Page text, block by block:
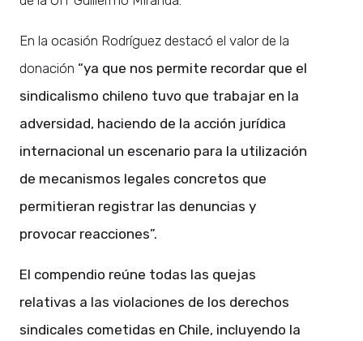
En la ocasión Rodríguez destacó el valor de la
donación “ya que nos permite recordar que el
sindicalismo chileno tuvo que trabajar en la
adversidad, haciendo de la acción jurídica
internacional un escenario para la utilización
de mecanismos legales concretos que
permitieran registrar las denuncias y
provocar reacciones”.
El compendio reúne todas las quejas
relativas a las violaciones de los derechos
sindicales cometidas en Chile, incluyendo la